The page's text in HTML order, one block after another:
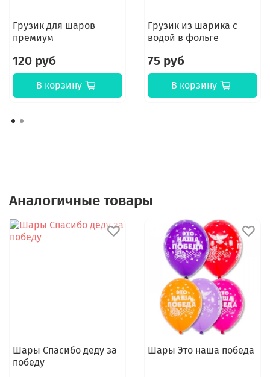
Грузик для шаров
премиум
120 руб
В корзину
Грузик из шарика с
водой в фольге
75 руб
В корзину
Аналогичные товары
Шары Спасибо деду за
победу
Шары Это наша победа